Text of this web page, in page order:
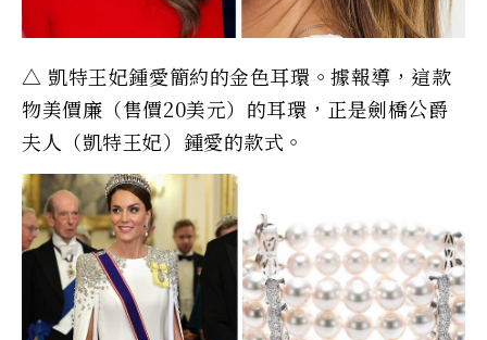
△ 凱特王妃鍾愛簡約的金色耳環。據報導，這款
物美價廉（售價20美元）的耳環，正是劍橋公爵
夫人（凱特王妃）鍾愛的款式。